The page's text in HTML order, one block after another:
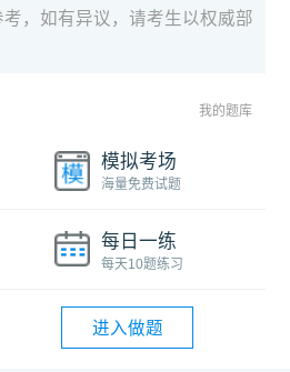
，如有异议，请考生以权威部
我的题库
模拟考场
海量免费试题
每日一练
每天10题练习
进入做题